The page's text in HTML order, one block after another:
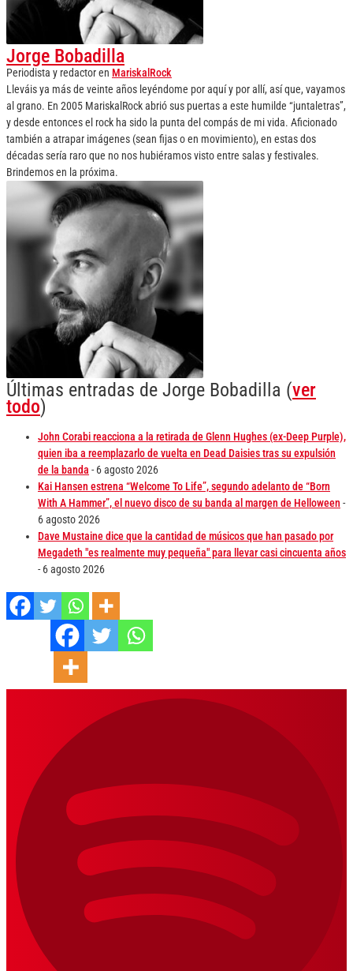
Jorge Bobadilla
Periodista y redactoren MariskalRock
Lleváis ya más de veinte años leyéndome por aquí y por allí, así que, vayamos
al grano. En 2005 MariskalRock abrió sus puertas a este humilde “juntaletras”,
y desde entonces el rock ha sido la punta del compás de mi vida. Aficionado
también a atrapar imágenes (sean fijas o en movimiento), en estas dos
décadas sería raro que no nos hubiéramos visto entre salas y festivales.
Brindemos en la próxima.
Últimas entradas de Jorge Bobadilla (ver
todo)
John Corabi reacciona a la retirada de Glenn Hughes (ex-Deep Purple),
quien iba a reemplazarlo de vuelta en Dead Daisies tras su expulsión
de la banda - 6 agosto 2026
Kai Hansen estrena “Welcome To Life”, segundo adelanto de “Born
With A Hammer”, el nuevo disco de su banda al margen de Helloween -
6 agosto 2026
Dave Mustaine dice que la cantidad de músicos que han pasado por
Megadeth "es realmente muy pequeña" para llevar casi cincuenta años
- 6 agosto 2026